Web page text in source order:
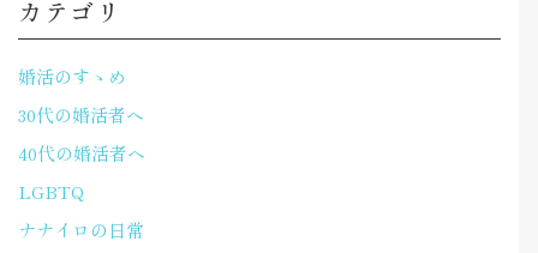
カテゴリ
婚活のすゝめ
30代の婚活者へ
40代の婚活者へ
LGBTQ
ナナイロの日常